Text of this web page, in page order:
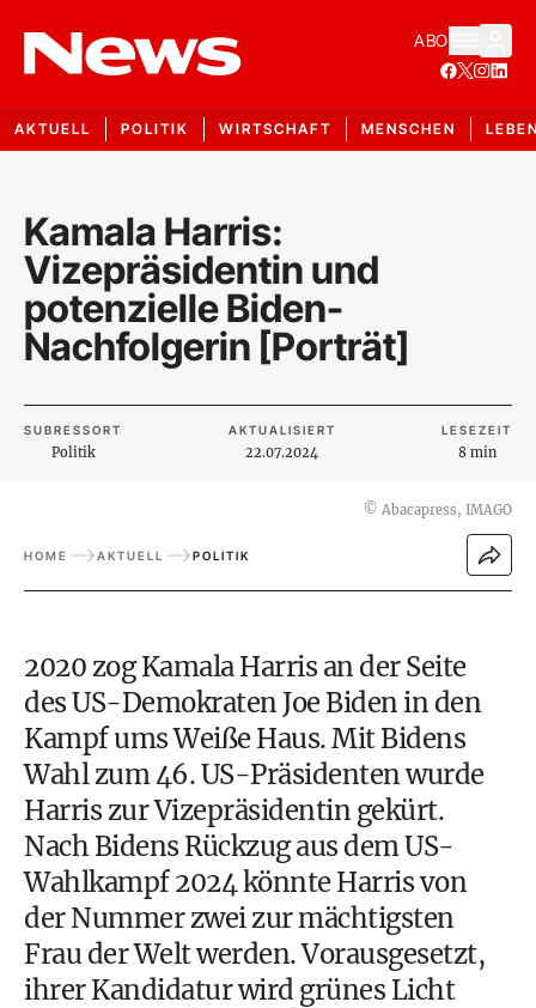
ABO
AKTUELL POLITIK WIRTSCHAFT MENSCHEN
Kamala Harris:
Vizepräsidentin und
potenzielle Biden-
Nachfolgerin [Porträt]
SUBRESSORT
Politik
AKTUALISIERT
22.07.2024
LESEZEIT
8 min
© Abacapress, IMAGO
HOME AKTUELL POLITIK
2020 zog Kamala Harris an der Seite
des US-Demokraten Joe Biden in den
Kampf ums Weiße Haus. Mit Bidens
Wahl zum 46. US-Präsidenten wurde
Harris zur Vizepräsidentin gekürt.
Nach Bidens Rückzug aus dem US-
Wahlkampf 2024 könnte Harris von
der Nummer zwei zur mächtigsten
Frau der Welt werden. Vorausgesetzt,
ihrer Kandidatur wird grünes Licht